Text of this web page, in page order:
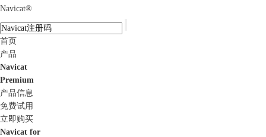
Navicat®
首页
产品
Navicat
Premium
产品信息
免费试用
立即购买
Navicat for